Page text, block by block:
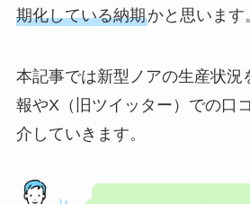
期化している納期かと思います
本記事では新型ノアの生産状況
報やX（旧ツイッター）での口
介していきます。